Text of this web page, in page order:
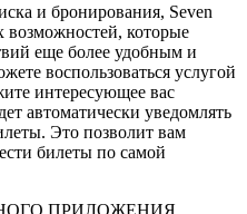
и бронирования, Seven
возможностей, которые
еще более удобным и
воспользоваться услугой
интересующее вас
автоматически уведомлять
Это позволит вам
билеты по самой
ПРИЛОЖЕНИЯ